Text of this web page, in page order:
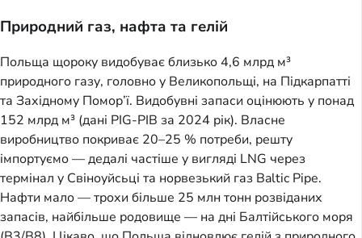
Природний газ, нафта та гелій
Польща щороку видобуває близько 4,6 млрд м³
природного газу, головно у Великопольщі, на Підкарпатті
та Західному Помор’ї. Видобувні запаси оцінюють у понад
152 млрд м³ (дані PIG-PIB за 2024 рік). Власне
виробництво покриває 20–25 % потреби, решту
імпортуємо — дедалі частіше у вигляді LNG через
термінал у Свіноуйсьці та норвезький газ Baltic Pipe.
Нафти мало — трохи більше 25 млн тонн розвіданих
запасів, найбільше родовище — на дні Балтійського моря